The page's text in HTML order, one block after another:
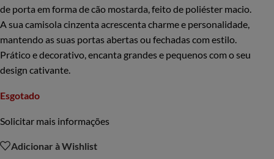
de porta em forma de cão mostarda, feito de poliéster macio.
A sua camisola cinzenta acrescenta charme e personalidade,
mantendo as suas portas abertas ou fechadas com estilo.
Prático e decorativo, encanta grandes e pequenos com o seu
design cativante.
Esgotado
Solicitar mais informações
Adicionar à Wishlist